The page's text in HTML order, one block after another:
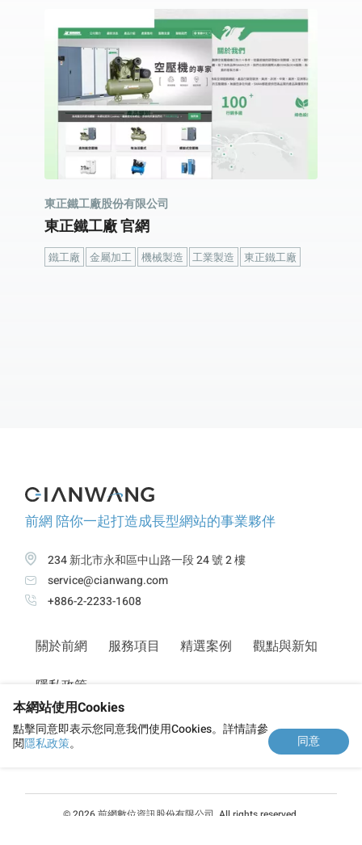
東正鐵工廠股份有限公司
東正鐵工廠 官網
鐵工廠 金屬加工 機械製造 工業製造 東正鐵工廠
前網 陪你一起打造成長型網站的事業夥伴
234 新北市永和區中山路一段 24 號 2 樓
service@cianwang.com
+886-2-2233-1608
關於前網 服務項目 精選案例 觀點與新知
隱私政策
立刻諮詢
© 2026 前網數位資訊股份有限公司. All rights reserved.
本網站使用Cookies
點擊同意即表示您同意我們使用Cookies。詳情請參
閱隱私政策。 同意